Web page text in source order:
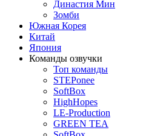
Династия Мин
Зомби
Южная Корея
Китай
Япония
Команды озвучки
Топ команды
STEPonee
SoftBox
HighHopes
LE-Production
GREEN TEA